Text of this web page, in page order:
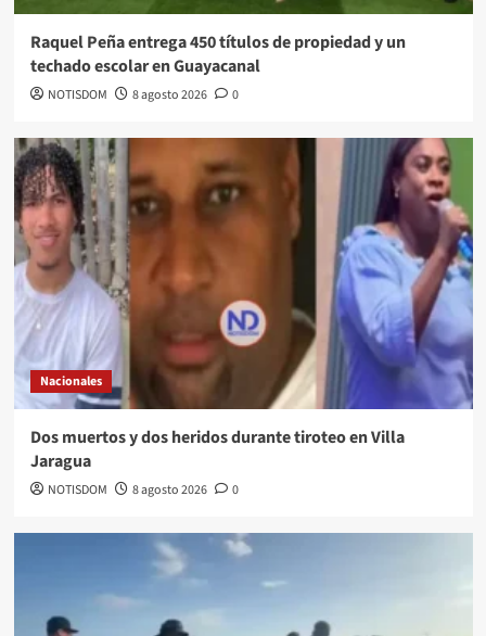
Raquel Peña entrega 450 títulos de propiedad y un
techado escolar en Guayacanal
NOTISDOM 8 agosto 2026 0
Nacionales
Dos muertos y dos heridos durante tiroteo en Villa
Jaragua
NOTISDOM 8 agosto 2026 0